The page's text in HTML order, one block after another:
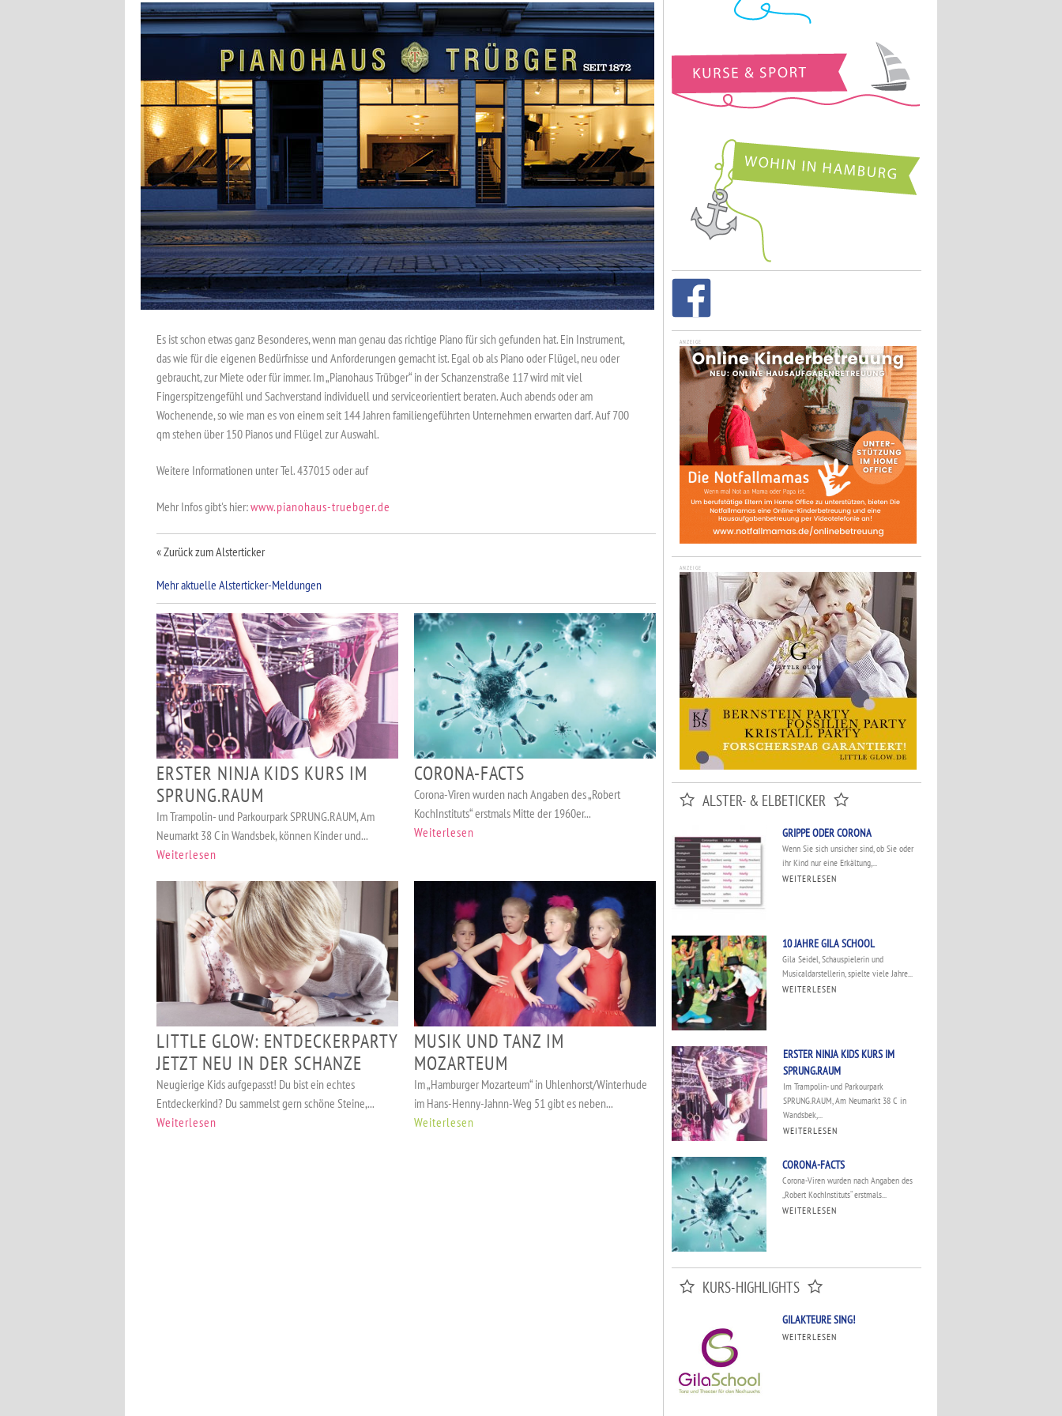
Es ist schon etwas ganz Besonderes, wenn man genau das richtige Piano für sich gefunden hat. Ein Instrument,
das wie für die eigenen Bedürfnisse und Anforderungen gemacht ist. Egal ob als Piano oder Flügel, neu oder
gebraucht, zur Miete oder für immer. Im „Pianohaus Trübger“ in der Schanzenstraße 117 wird mit viel
Fingerspitzengefühl und Sachverstand individuell und serviceorientiert beraten. Auch abends oder am
Wochenende, so wie man es von einem seit 144 Jahren familiengeführten Unternehmen erwarten darf. Auf 700
qm stehen über 150 Pianos und Flügel zur Auswahl.
Weitere Informationen unter Tel. 437015 oder auf
Mehr Infos gibt's hier:www.pianohaus-truebger.de
« Zurück zum Alsterticker
Mehr aktuelle Alsterticker-Meldungen
ERSTER NINJA KIDS KURS IM
SPRUNG.RAUM
Im Trampolin- und Parkourpark SPRUNG.RAUM, Am
Neumarkt 38 C in Wandsbek, können Kinder und...
Weiterlesen
CORONA-FACTS
Corona-Viren wurden nach Angaben des „Robert
KochInstituts“ erstmals Mitte der 1960er...
Weiterlesen
LITTLE GLOW: ENTDECKERPARTY
JETZT NEU IN DER SCHANZE
Neugierige Kids aufgepasst! Du bist ein echtes
Entdeckerkind? Du sammelst gern schöne Steine,...
Weiterlesen
MUSIK UND TANZ IM
MOZARTEUM
Im „Hamburger Mozarteum“ in Uhlenhorst/Winterhude
im Hans-Henny-Jahnn-Weg 51 gibt es neben...
Weiterlesen
ANZEIGE
ANZEIGE
ALSTER- & ELBETICKER
GRIPPE ODER CORONA
Wenn Sie sich unsicher sind, ob Sie oder
ihr Kind nur eine Erkältung,...
WEITERLESEN
10 JAHRE GILA SCHOOL
Gila Seidel, Schauspielerin und
Musicaldarstellerin, spielte viele Jahre...
WEITERLESEN
ERSTER NINJA KIDS KURS IM
SPRUNG.RAUM
Im Trampolin- und Parkourpark
SPRUNG.RAUM, Am Neumarkt 38 C in
Wandsbek,...
WEITERLESEN
CORONA-FACTS
Corona-Viren wurden nach Angaben des
„Robert KochInstituts“ erstmals...
WEITERLESEN
KURS-HIGHLIGHTS
GILAKTEURE SING!
WEITERLESEN
VERANSTALTUNGEN